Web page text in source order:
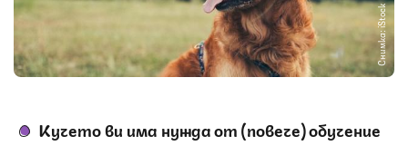
Снимка: iStock
Кучето ви има нужда от (повече) обучение